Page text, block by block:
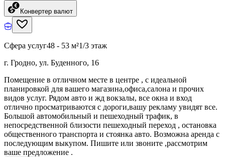
Конвертер валют
Сфера услуг48 - 53 м²1/3 этаж
г. Гродно, ул. Буденного, 16
Помещение в отличном месте в центре , с идеальной
планировкой для вашего магазина,офиса,салона и прочих
видов услуг. Рядом авто и жд вокзалы, все окна и вход
отлично просматриваются с дороги,вашу рекламу увидят все.
Большой автомобильный и пешеходный трафик, в
непосредственной близости пешеходный переход , остановка
общественного транспорта и стоянка авто. Возможна аренда с
последующим выкупом. Пишите или звоните ,рассмотрим
ваше предложение .